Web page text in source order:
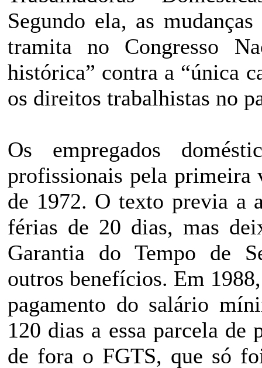
Segundo ela, as
tramita no Congresso
histórica” contra a “única
os direitos trabalhistas no
Os empregados
profissionais pela primeira
de 1972. O texto previa a
férias de 20 dias, mas
Garantia do Tempo de
outros benefícios. Em
pagamento do salário
120 dias a essa parcela
de fora o FGTS, que só